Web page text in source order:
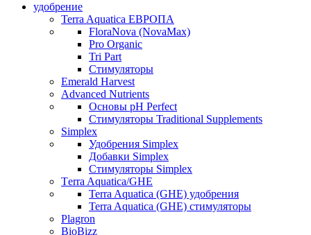
удобрение
Terra Aquatica ЕВРОПА
FloraNova (NovaMax)
Pro Organic
Tri Part
Стимуляторы
Emerald Harvest
Advanced Nutrients
Основы pH Perfect
Стимуляторы Traditional Supplements
Simplex
Удобрения Simplex
Добавки Simplex
Стимуляторы Simplex
Тerra Aquatica/GHE
Terra Aquatica (GHE) удобрения
Terra Aquatica (GHE) стимуляторы
Plagron
BioBizz